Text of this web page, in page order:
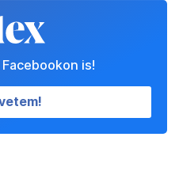
is!